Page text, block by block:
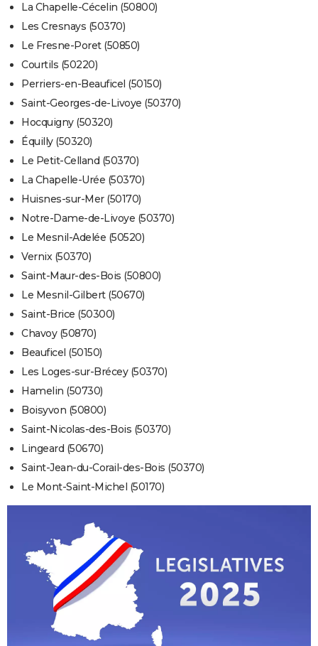
La Chapelle-Cécelin (50800)
Les Cresnays (50370)
Le Fresne-Poret (50850)
Courtils (50220)
Perriers-en-Beauficel (50150)
Saint-Georges-de-Livoye (50370)
Hocquigny (50320)
Équilly (50320)
Le Petit-Celland (50370)
La Chapelle-Urée (50370)
Huisnes-sur-Mer (50170)
Notre-Dame-de-Livoye (50370)
Le Mesnil-Adelée (50520)
Vernix (50370)
Saint-Maur-des-Bois (50800)
Le Mesnil-Gilbert (50670)
Saint-Brice (50300)
Chavoy (50870)
Beauficel (50150)
Les Loges-sur-Brécey (50370)
Hamelin (50730)
Boisyvon (50800)
Saint-Nicolas-des-Bois (50370)
Lingeard (50670)
Saint-Jean-du-Corail-des-Bois (50370)
Le Mont-Saint-Michel (50170)